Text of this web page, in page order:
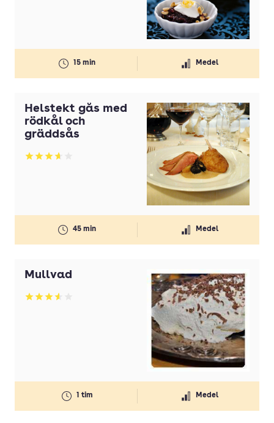
15 min Medel
Helstekt gås med
rödkål och
gräddsås
Betyg: 3.64 av 5
45 min Medel
Mullvad
Betyg: 3.58 av 5
1 tim Medel